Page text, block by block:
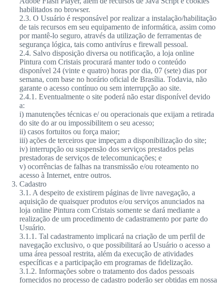
habilitados no browser.
2.3. O Usuário é responsável por realizar a instalação/habilitação
de tais recursos em seu equipamento de informática, assim como
por mantê-lo seguro, através da utilização de ferramentas de
segurança lógica, tais como antivírus e firewall pessoal.
2.4. Salvo disposição diversa ou notificação, a loja online
Pintura com Cristais procurará manter todo o conteúdo
disponível 24 (vinte e quatro) horas por dia, 07 (sete) dias por
semana, com base no horário oficial de Brasília. Todavia, não
garante o acesso contínuo ou sem interrupção ao site.
2.4.1. Eventualmente o site poderá não estar disponível devido
a:
i) manutenções técnicas e/ ou operacionais que exijam a retirada
do site do ar ou impossibilitem o seu acesso;
ii) casos fortuitos ou força maior;
iii) ações de terceiros que impeçam a disponibilização do site;
iv) interrupção ou suspensão dos serviços prestados pelas
prestadoras de serviços de telecomunicações; e
v) ocorrências de falhas na transmissão e/ou roteamento no
acesso à Internet, entre outros.
Cadastro
3.1. A despeito de existirem páginas de livre navegação, a
aquisição de quaisquer produtos e/ou serviços anunciados na
loja online Pintura com Cristais somente se dará mediante a
realização de um procedimento de cadastramento por parte do
Usuário.
3.1.1. Tal cadastramento implicará na criação de um perfil de
navegação exclusivo, o que possibilitará ao Usuário o acesso a
uma área pessoal restrita, além da execução de atividades
específicas e a participação em programas de fidelização.
3.1.2. Informações sobre o tratamento dos dados pessoais
fornecidos no processo de cadastro poderão ser obtidas em nossa